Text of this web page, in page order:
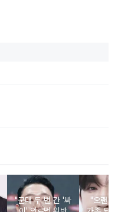
"군대 두 번 간 '싸
"오랜